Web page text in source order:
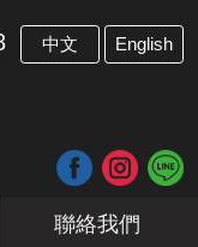
中文 English
聯絡我們